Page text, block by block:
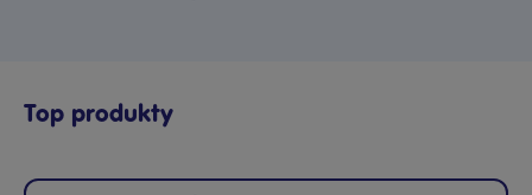
Top produkty